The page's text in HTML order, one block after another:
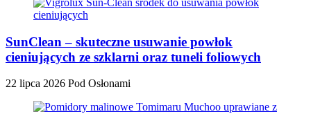
SunClean – skuteczne usuwanie powłok
cieniujących ze szklarni oraz tuneli foliowych
22 lipca 2026 Pod Osłonami